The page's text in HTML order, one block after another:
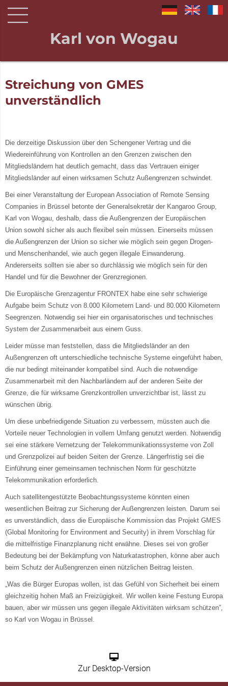
Karl von Wogau
Streichung von GMES
unverständlich
Die derzeitige Diskussion über den Schengener Vertrag und die
Wiedereinführung von Kontrollen an den Grenzen zwischen den
Mitgliedsländern hat deutlich gemacht, dass das Vertrauen einiger
Mitgliedsländer auf einen wirksamen Schutz Außengrenzen schwindet.
Bei einer Veranstaltung der European Association of Remote Sensing
Companies in Brüssel betonte der Generalsekretär der Kangaroo Group,
Karl von Wogau, deshalb, dass die Außengrenzen der Europäischen
Union sowohl sicher als auch flexibel sein müssen. Einerseits müssen
die Außengrenzen der Union so sicher wie möglich sein gegen Drogen-
und Menschenhandel, wie auch gegen illegale Einwanderung.
Andererseits sollten sie aber so durchlässig wie möglich sein für den
Handel und für die Bewohner der Grenzregionen.
Die Europäische Grenzagentur FRONTEX habe eine sehr schwierige
Aufgabe beim Schutz von 8.000 Kilometern Land- und 80.000 Kilometern
Seegrenzen. Notwendig sei hier ein organisatorisches und technisches
System der Zusammenarbeit aus einem Guss.
Leider müsse man feststellen, dass die Mitgliedsländer an den
Außengrenzen oft unterschiedliche technische Systeme eingeführt haben,
die nur bedingt miteinander kompatibel sind. Auch die notwendige
Zusammenarbeit mit den Nachbarländern auf der anderen Seite der
Grenze, die für wirksame Grenzkontrollen unverzichtbar ist, lässt zu
wünschen übrig.
Um diese unbefriedigende Situation zu verbessern, müssten auch die
Vorteile neuer Technologien in vollem Umfang genutzt werden. Notwendig
sei eine stärkere Vernetzung der Telekommunikationssysteme von Zoll
und Grenzpolizei auf beiden Seiten der Grenze. Längerfristig sei die
Einführung einer gemeinsamen technischen Norm für geschützte
Telekommunikation erforderlich.
Auch satellitengestützte Beobachtungssysteme könnten einen
wesentlichen Beitrag zur Sicherung der Außengrenzen leisten. Darum sei
es unverständlich, dass die Europäische Kommission das Projekt GMES
(Global Monitoring for Environment and Security) in ihrem Vorschlag für
die mittelfristige Finanzplanung nicht erwähne. Dieses sei von großer
Bedeutung bei der Bekämpfung von Naturkatastrophen, könne aber auch
beim Schutz der Außengrenzen einen nützlichen Beitrag leisten.
„Was die Bürger Europas wollen, ist das Gefühl von Sicherheit bei einem
gleichzeitig hohen Maß an Freizügigkeit. Wir wollen keine Festung Europa
bauen, aber wir müssen uns gegen illegale Aktivitäten wirksam schützen”,
so Karl von Wogau in Brüssel.
Zur Desktop-Version